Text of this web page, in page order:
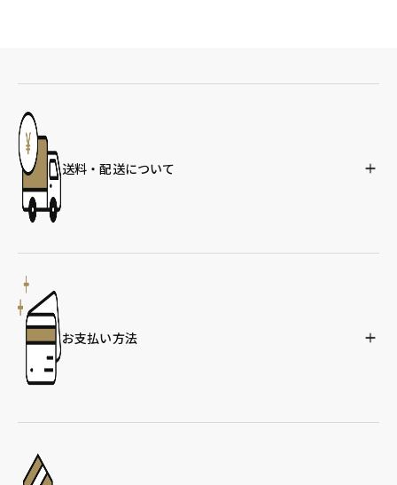
送料・配送について
お支払い方法